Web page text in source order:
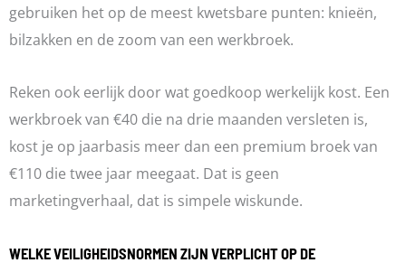
gebruiken het op de meest kwetsbare punten: knieën,
bilzakken en de zoom van een werkbroek.
Reken ook eerlijk door wat goedkoop werkelijk kost. Een
werkbroek van €40 die na drie maanden versleten is,
kost je op jaarbasis meer dan een premium broek van
€110 die twee jaar meegaat. Dat is geen
marketingverhaal, dat is simpele wiskunde.
WELKE VEILIGHEIDSNORMEN ZIJN VERPLICHT OP DE